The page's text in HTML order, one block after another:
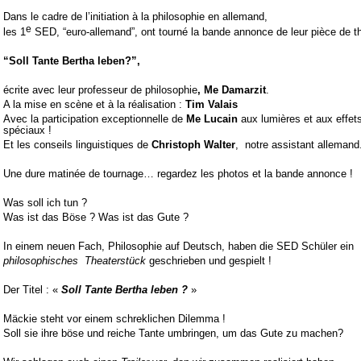
Dans le cadre de l’initiation à la philosophie en allemand,
les 1e SED, “euro-allemand”, ont tourné la bande annonce de leur pièce de
“Soll Tante Bertha leben?”,
écrite avec leur professeur de philosophie, Me Damarzit.
A la mise en scène et à la réalisation : Tim Valais
Avec la participation exceptionnelle de Me Lucain aux lumières et aux
spéciaux !
Et les conseils linguistiques de Christoph Walter , notre assistant
Une dure matinée de tournage… regardez les photos et la bande annonce !
Was soll ich tun ?
Was ist das Böse ? Was ist das Gute ?
In einem neuen Fach, Philosophie auf Deutsch, haben die SED Schüler ein
philosophisches Theaterstück geschrieben und gespielt !
Der Titel : « Soll Tante Bertha leben ? »
Mäckie steht vor einem schreklichen Dilemma !
Soll sie ihre böse und reiche Tante umbringen, um das Gute zu machen?